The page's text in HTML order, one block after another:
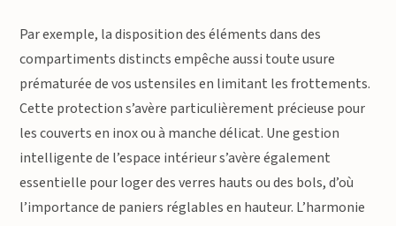
Par exemple, la disposition des éléments dans des
compartiments distincts empêche aussi toute usure
prématurée de vos ustensiles en limitant les frottements.
Cette protection s’avère particulièrement précieuse pour
les couverts en inox ou à manche délicat. Une gestion
intelligente de l’espace intérieur s’avère également
essentielle pour loger des verres hauts ou des bols, d’où
l’importance de paniers réglables en hauteur. L’harmonie